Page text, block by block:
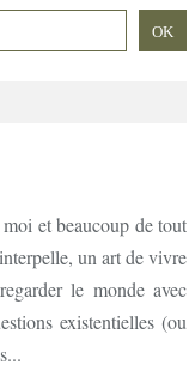
et beaucoup de tout
un art de vivre
le monde avec
existentielles (ou